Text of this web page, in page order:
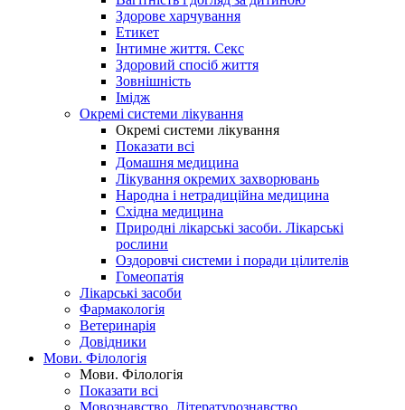
Здорове харчування
Етикет
Інтимне життя. Секс
Здоровий спосіб життя
Зовнішність
Імідж
Окремі системи лікування
Окремі системи лікування
Показати всі
Домашня медицина
Лікування окремих захворювань
Народна і нетрадиційна медицина
Східна медицина
Природні лікарські засоби. Лікарські
рослини
Оздоровчі системи і поради цілителів
Гомеопатія
Лікарські засоби
Фармакологія
Ветеринарія
Довідники
Мови. Філологія
Мови. Філологія
Показати всі
Мовознавство. Літературознавство